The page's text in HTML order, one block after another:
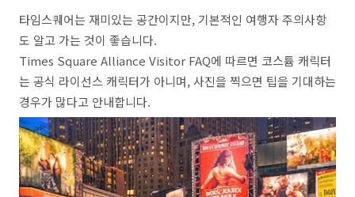
타임스퀘어는 재미있는 공간이지만, 기본적인 여행자 주의사항
도 알고 가는 것이 좋습니다.
Times Square Alliance Visitor FAQ에 따르면 코스튬 캐릭터
는 공식 라이선스 캐릭터가 아니며, 사진을 찍으면 팁을 기대하는
경우가 많다고 안내합니다.